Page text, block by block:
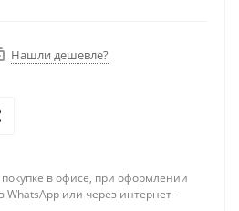
Нашли дешевле?
в офисе, при оформлении
WhatsApp или через интернет-